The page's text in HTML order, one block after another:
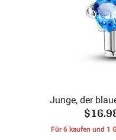
Junge, der
Für 6 kaufen und 1